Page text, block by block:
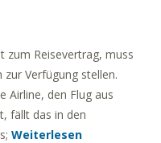
zum Reisevertrag, muss
zur Verfügung stellen.
Airline, den Flug aus
fällt das in den
Weiterlesen